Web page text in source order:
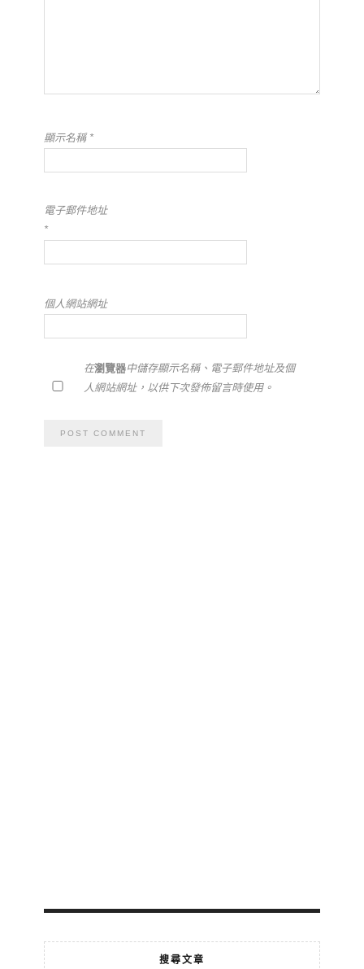
顯示名稱 *
電子郵件地址
*
個人網站網址
在瀏覽器中儲存顯示名稱、電子郵件地址及個
人網站網址，以供下次發佈留言時使用。
搜尋文章